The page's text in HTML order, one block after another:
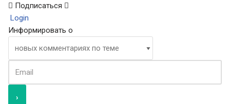
Подписаться
Login
Информировать о